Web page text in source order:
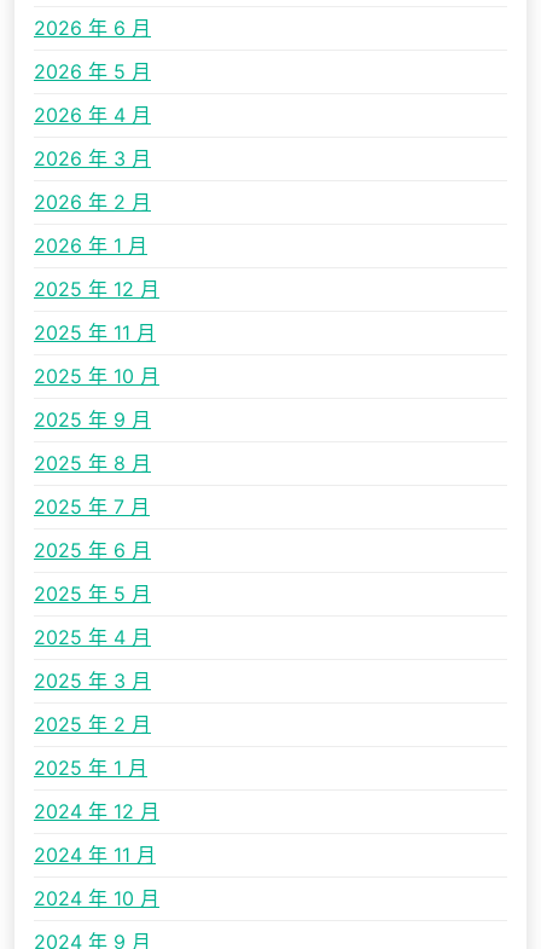
2026 年 6 月
2026 年 5 月
2026 年 4 月
2026 年 3 月
2026 年 2 月
2026 年 1 月
2025 年 12 月
2025 年 11 月
2025 年 10 月
2025 年 9 月
2025 年 8 月
2025 年 7 月
2025 年 6 月
2025 年 5 月
2025 年 4 月
2025 年 3 月
2025 年 2 月
2025 年 1 月
2024 年 12 月
2024 年 11 月
2024 年 10 月
2024 年 9 月